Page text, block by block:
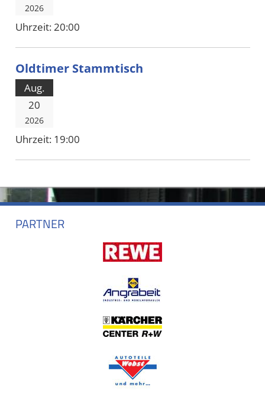
2026
Uhrzeit: 20:00
Oldtimer Stammtisch
Aug.
20
2026
Uhrzeit: 19:00
PARTNER